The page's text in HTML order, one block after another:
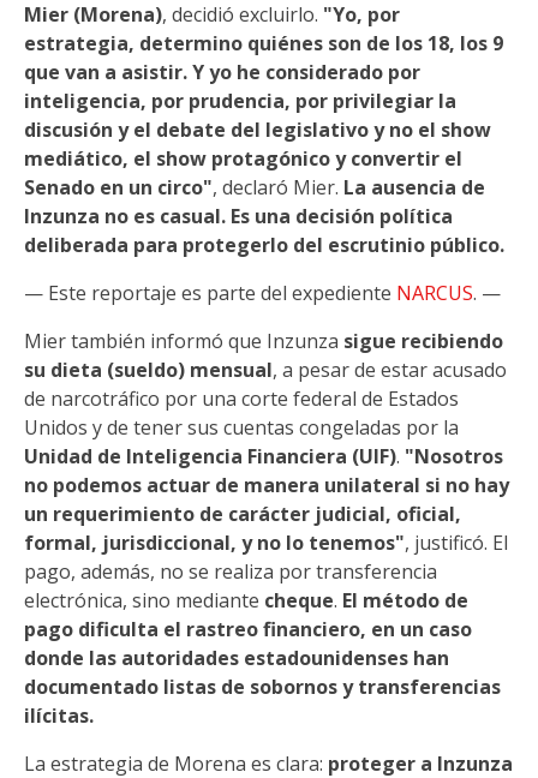
Mier (Morena), decidió excluirlo. "Yo, por
estrategia, determino quiénes son de los 18, los 9
que van a asistir. Y yo he considerado por
inteligencia, por prudencia, por privilegiar la
discusión y el debate del legislativo y no el show
mediático, el show protagónico y convertir el
Senado en un circo", declaró Mier. La ausencia de
Inzunza no es casual. Es una decisión política
deliberada para protegerlo del escrutinio público.
— Este reportaje es parte del expediente NARCUS. —
Mier también informó que Inzunza sigue recibiendo
su dieta (sueldo) mensual, a pesar de estar acusado
de narcotráfico por una corte federal de Estados
Unidos y de tener sus cuentas congeladas por la
Unidad de Inteligencia Financiera (UIF). "Nosotros
no podemos actuar de manera unilateral si no hay
un requerimiento de carácter judicial, oficial,
formal, jurisdiccional, y no lo tenemos", justificó. El
pago, además, no se realiza por transferencia
electrónica, sino mediante cheque. El método de
pago dificulta el rastreo financiero, en un caso
donde las autoridades estadounidenses han
documentado listas de sobornos y transferencias
ilícitas.
La estrategia de Morena es clara: proteger a Inzunza